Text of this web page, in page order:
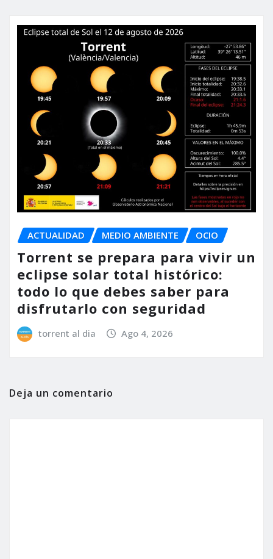
ACTUALIDAD MEDIO AMBIENTE OCIO
Torrent se prepara para vivir un
eclipse solar total histórico:
todo lo que debes saber para
disfrutarlo con seguridad
torrent al dia Ago 4, 2026
Deja un comentario